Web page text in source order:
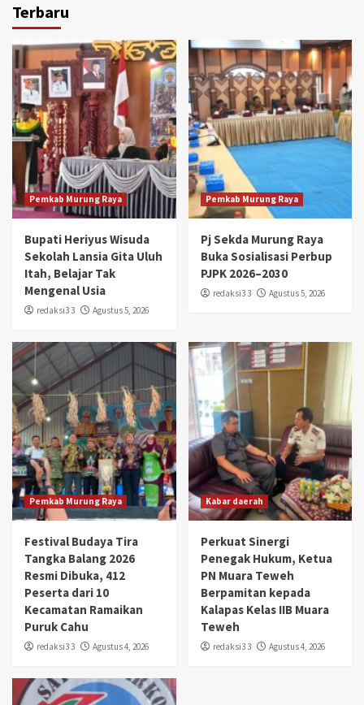
Terbaru
Pemkab Murung Raya
Bupati Heriyus Wisuda
Sekolah Lansia Gita Uluh
Itah, Belajar Tak
Mengenal Usia
redaksi3 3 Agustus 5, 2026
Pemkab Murung Raya
Pj Sekda Murung Raya
Buka Sosialisasi Perbup
PJPK 2026–2030
redaksi3 3 Agustus 5, 2026
Pemkab Murung Raya
Festival Budaya Tira
Tangka Balang 2026
Resmi Dibuka, 412
Peserta dari 10
Kecamatan Ramaikan
Puruk Cahu
redaksi3 3 Agustus 4, 2026
Kabar daerah
Perkuat Sinergi
Penegak Hukum, Ketua
PN Muara Teweh
Berpamitan kepada
Kalapas Kelas IIB Muara
Teweh
redaksi3 3 Agustus 4, 2026